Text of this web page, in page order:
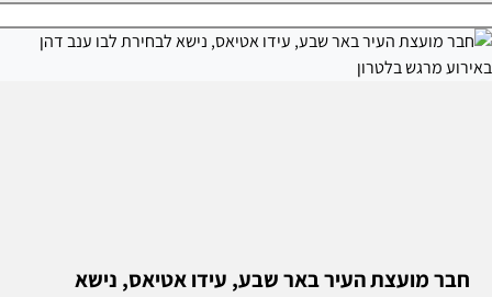
חבר מועצת העיר באר שבע, עידו אטיאס, נישא